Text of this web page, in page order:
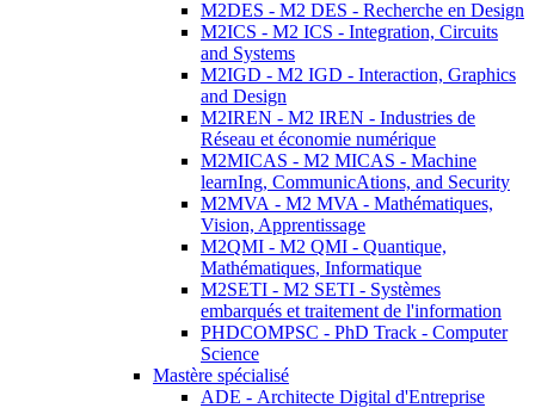
M2DES - M2 DES - Recherche en Design
M2ICS - M2 ICS - Integration, Circuits
and Systems
M2IGD - M2 IGD - Interaction, Graphics
and Design
M2IREN - M2 IREN - Industries de
Réseau et économie numérique
M2MICAS - M2 MICAS - Machine
learnIng, CommunicAtions, and Security
M2MVA - M2 MVA - Mathématiques,
Vision, Apprentissage
M2QMI - M2 QMI - Quantique,
Mathématiques, Informatique
M2SETI - M2 SETI - Systèmes
embarqués et traitement de l'information
PHDCOMPSC - PhD Track - Computer
Science
Mastère spécialisé
ADE - Architecte Digital d'Entreprise